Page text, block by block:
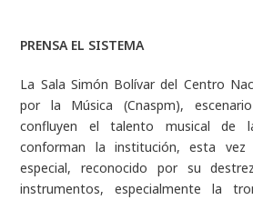
PRENSA EL SISTEMA
La Sala Simón Bolívar del Centro
por la Música (Cnaspm),
confluyen el talento musical de
conforman la institución, esta
especial, reconocido por su
instrumentos, especialmente la